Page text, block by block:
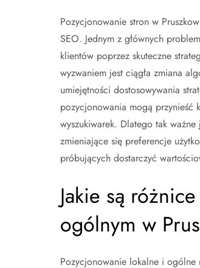
Pozycjonowanie stron w
SEO. Jednym z głównych
klientów poprzez skuteczne
wyzwaniem jest ciągła zmiana
umiejętności dostosowywania
pozycjonowania mogą przynieść
wyszukiwarek. Dlatego tak
zmieniające się preferencje
próbujących dostarczyć
Jakie są
ogólnym w
Pozycjonowanie lokalne i